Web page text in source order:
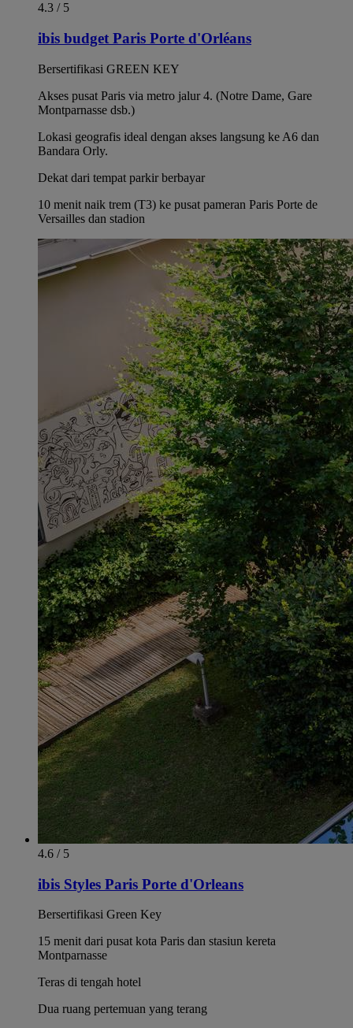
4.3 / 5
ibis budget Paris Porte d'Orléans
Bersertifikasi GREEN KEY
Akses pusat Paris via metro jalur 4. (Notre Dame, Gare
Montparnasse dsb.)
Lokasi geografis ideal dengan akses langsung ke A6 dan
Bandara Orly.
Dekat dari tempat parkir berbayar
10 menit naik trem (T3) ke pusat pameran Paris Porte de
Versailles dan stadion
4.6 / 5
ibis Styles Paris Porte d'Orleans
Bersertifikasi Green Key
15 menit dari pusat kota Paris dan stasiun kereta
Montparnasse
Teras di tengah hotel
Dua ruang pertemuan yang terang